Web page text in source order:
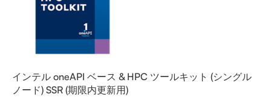
インテル oneAPI ベース & HPC ツールキット (シングル
ノード) SSR (期限内更新用)